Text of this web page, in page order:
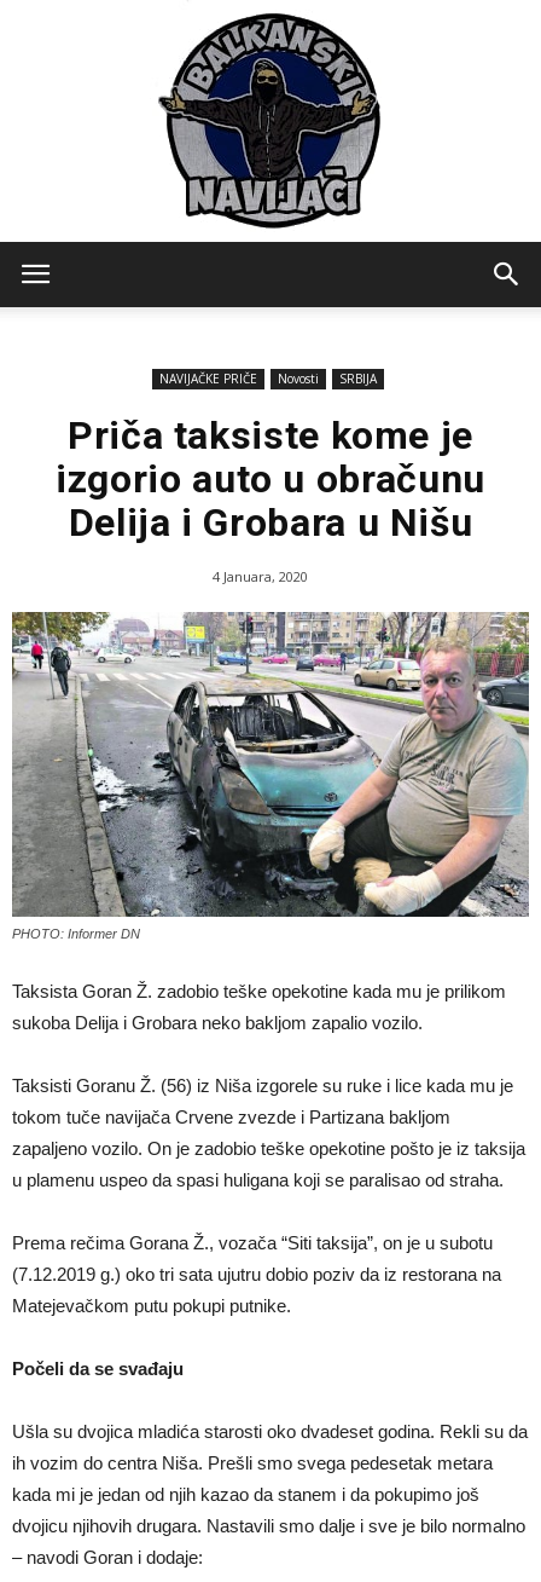
NAVIJAČKE PRIČE Novosti SRBIJA
Priča taksiste kome je
izgorio auto u obračunu
Delija i Grobara u Nišu
4 Januara, 2020
PHOTO: Informer DN
Taksista Goran Ž. zadobio teške opekotine kada mu je prilikom
sukoba Delija i Grobara neko bakljom zapalio vozilo.
Taksisti Goranu Ž. (56) iz Niša izgorele su ruke i lice kada mu je
tokom tuče navijača Crvene zvezde i Partizana bakljom
zapaljeno vozilo. On je zadobio teške opekotine pošto je iz taksija
u plamenu uspeo da spasi huligana koji se paralisao od straha.
Prema rečima Gorana Ž., vozača “Siti taksija”, on je u subotu
(7.12.2019 g.) oko tri sata ujutru dobio poziv da iz restorana na
Matejevačkom putu pokupi putnike.
Počeli da se svađaju
Ušla su dvojica mladića starosti oko dvadeset godina. Rekli su da
ih vozim do centra Niša. Prešli smo svega pedesetak metara
kada mi je jedan od njih kazao da stanem i da pokupimo još
dvojicu njihovih drugara. Nastavili smo dalje i sve je bilo normalno
– navodi Goran i dodaje: